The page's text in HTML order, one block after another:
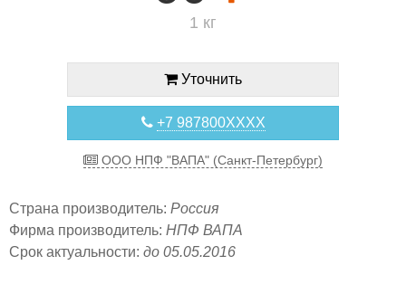
1 кг
Уточнить
+7 987800XXXX
ООО НПФ "ВАПА" (Санкт-Петербург)
Страна производитель: Россия
Фирма производитель: НПФ ВАПА
Срок актуальности: до 05.05.2016